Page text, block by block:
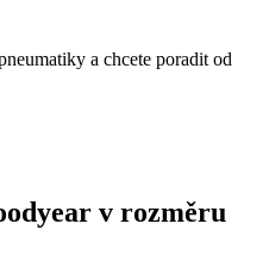
a chcete poradit od
v rozměru